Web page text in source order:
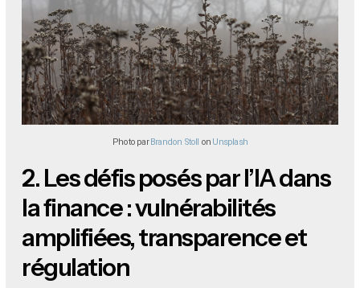
Photo parBrandon Stoll on Unsplash
2.Les défis posés par l’IA dans
la finance : vulnérabilités
amplifiées, transparence et
régulation